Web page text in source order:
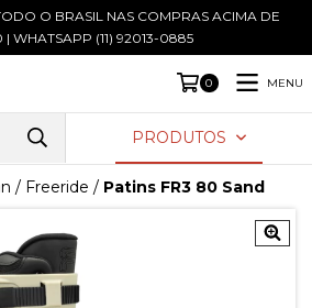
O BRASIL NAS COMPRAS ACIMA DE
WHATSAPP (11) 92013-0885
0 MENU
PRODUTOS
/ Freeride / Patins FR3 80 Sand